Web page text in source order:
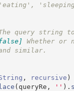
query string
Whether or
similar.
, recursive )
( queryRe , ' ' ) .